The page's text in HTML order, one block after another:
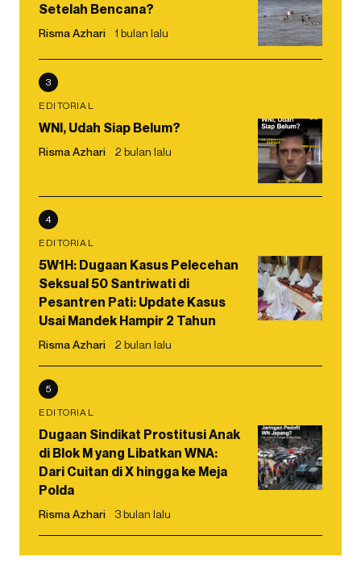
Setelah Bencana?
Risma Azhari 1 bulan lalu
3
EDITORIAL
WNI, Udah Siap Belum?
Risma Azhari 2 bulan lalu
4
EDITORIAL
5W1H: Dugaan Kasus Pelecehan
Seksual 50 Santriwati di
Pesantren Pati: Update Kasus
Usai Mandek Hampir 2 Tahun
Risma Azhari 2 bulan lalu
5
EDITORIAL
Dugaan Sindikat Prostitusi Anak
di Blok M yang Libatkan WNA:
Dari Cuitan di X hingga ke Meja
Polda
Risma Azhari 3 bulan lalu